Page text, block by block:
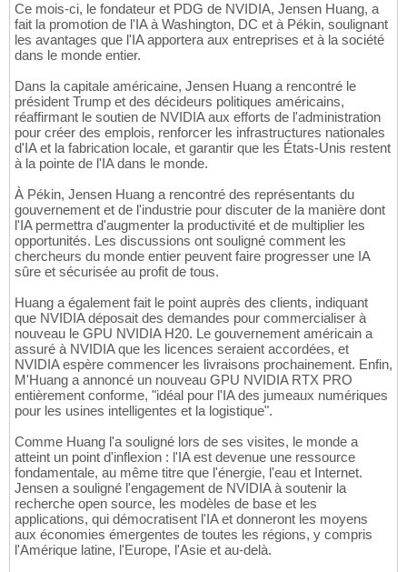
Ce mois-ci, le fondateur et PDG de NVIDIA, Jensen Huang, a
fait la promotion de l'IA à Washington, DC et à Pékin, soulignant
les avantages que l'IA apportera aux entreprises et à la société
dans le monde entier.
Dans la capitale américaine, Jensen Huang a rencontré le
président Trump et des décideurs politiques américains,
réaffirmant le soutien de NVIDIA aux efforts de l'administration
pour créer des emplois, renforcer les infrastructures nationales
d'IA et la fabrication locale, et garantir que les États-Unis restent
à la pointe de l'IA dans le monde.
À Pékin, Jensen Huang a rencontré des représentants du
gouvernement et de l'industrie pour discuter de la manière dont
l'IA permettra d'augmenter la productivité et de multiplier les
opportunités. Les discussions ont souligné comment les
chercheurs du monde entier peuvent faire progresser une IA
sûre et sécurisée au profit de tous.
Huang a également fait le point auprès des clients, indiquant
que NVIDIA déposait des demandes pour commercialiser à
nouveau le GPU NVIDIA H20. Le gouvernement américain a
assuré à NVIDIA que les licences seraient accordées, et
NVIDIA espère commencer les livraisons prochainement. Enfin,
M'Huang a annoncé un nouveau GPU NVIDIA RTX PRO
entièrement conforme, "idéal pour l'IA des jumeaux numériques
pour les usines intelligentes et la logistique".
Comme Huang l'a souligné lors de ses visites, le monde a
atteint un point d'inflexion : l'IA est devenue une ressource
fondamentale, au même titre que l'énergie, l'eau et Internet.
Jensen a souligné l'engagement de NVIDIA à soutenir la
recherche open source, les modèles de base et les
applications, qui démocratisent l'IA et donneront les moyens
aux économies émergentes de toutes les régions, y compris
l'Amérique latine, l'Europe, l'Asie et au-delà.